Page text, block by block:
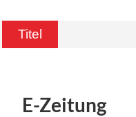
Titel
E-Zeitung